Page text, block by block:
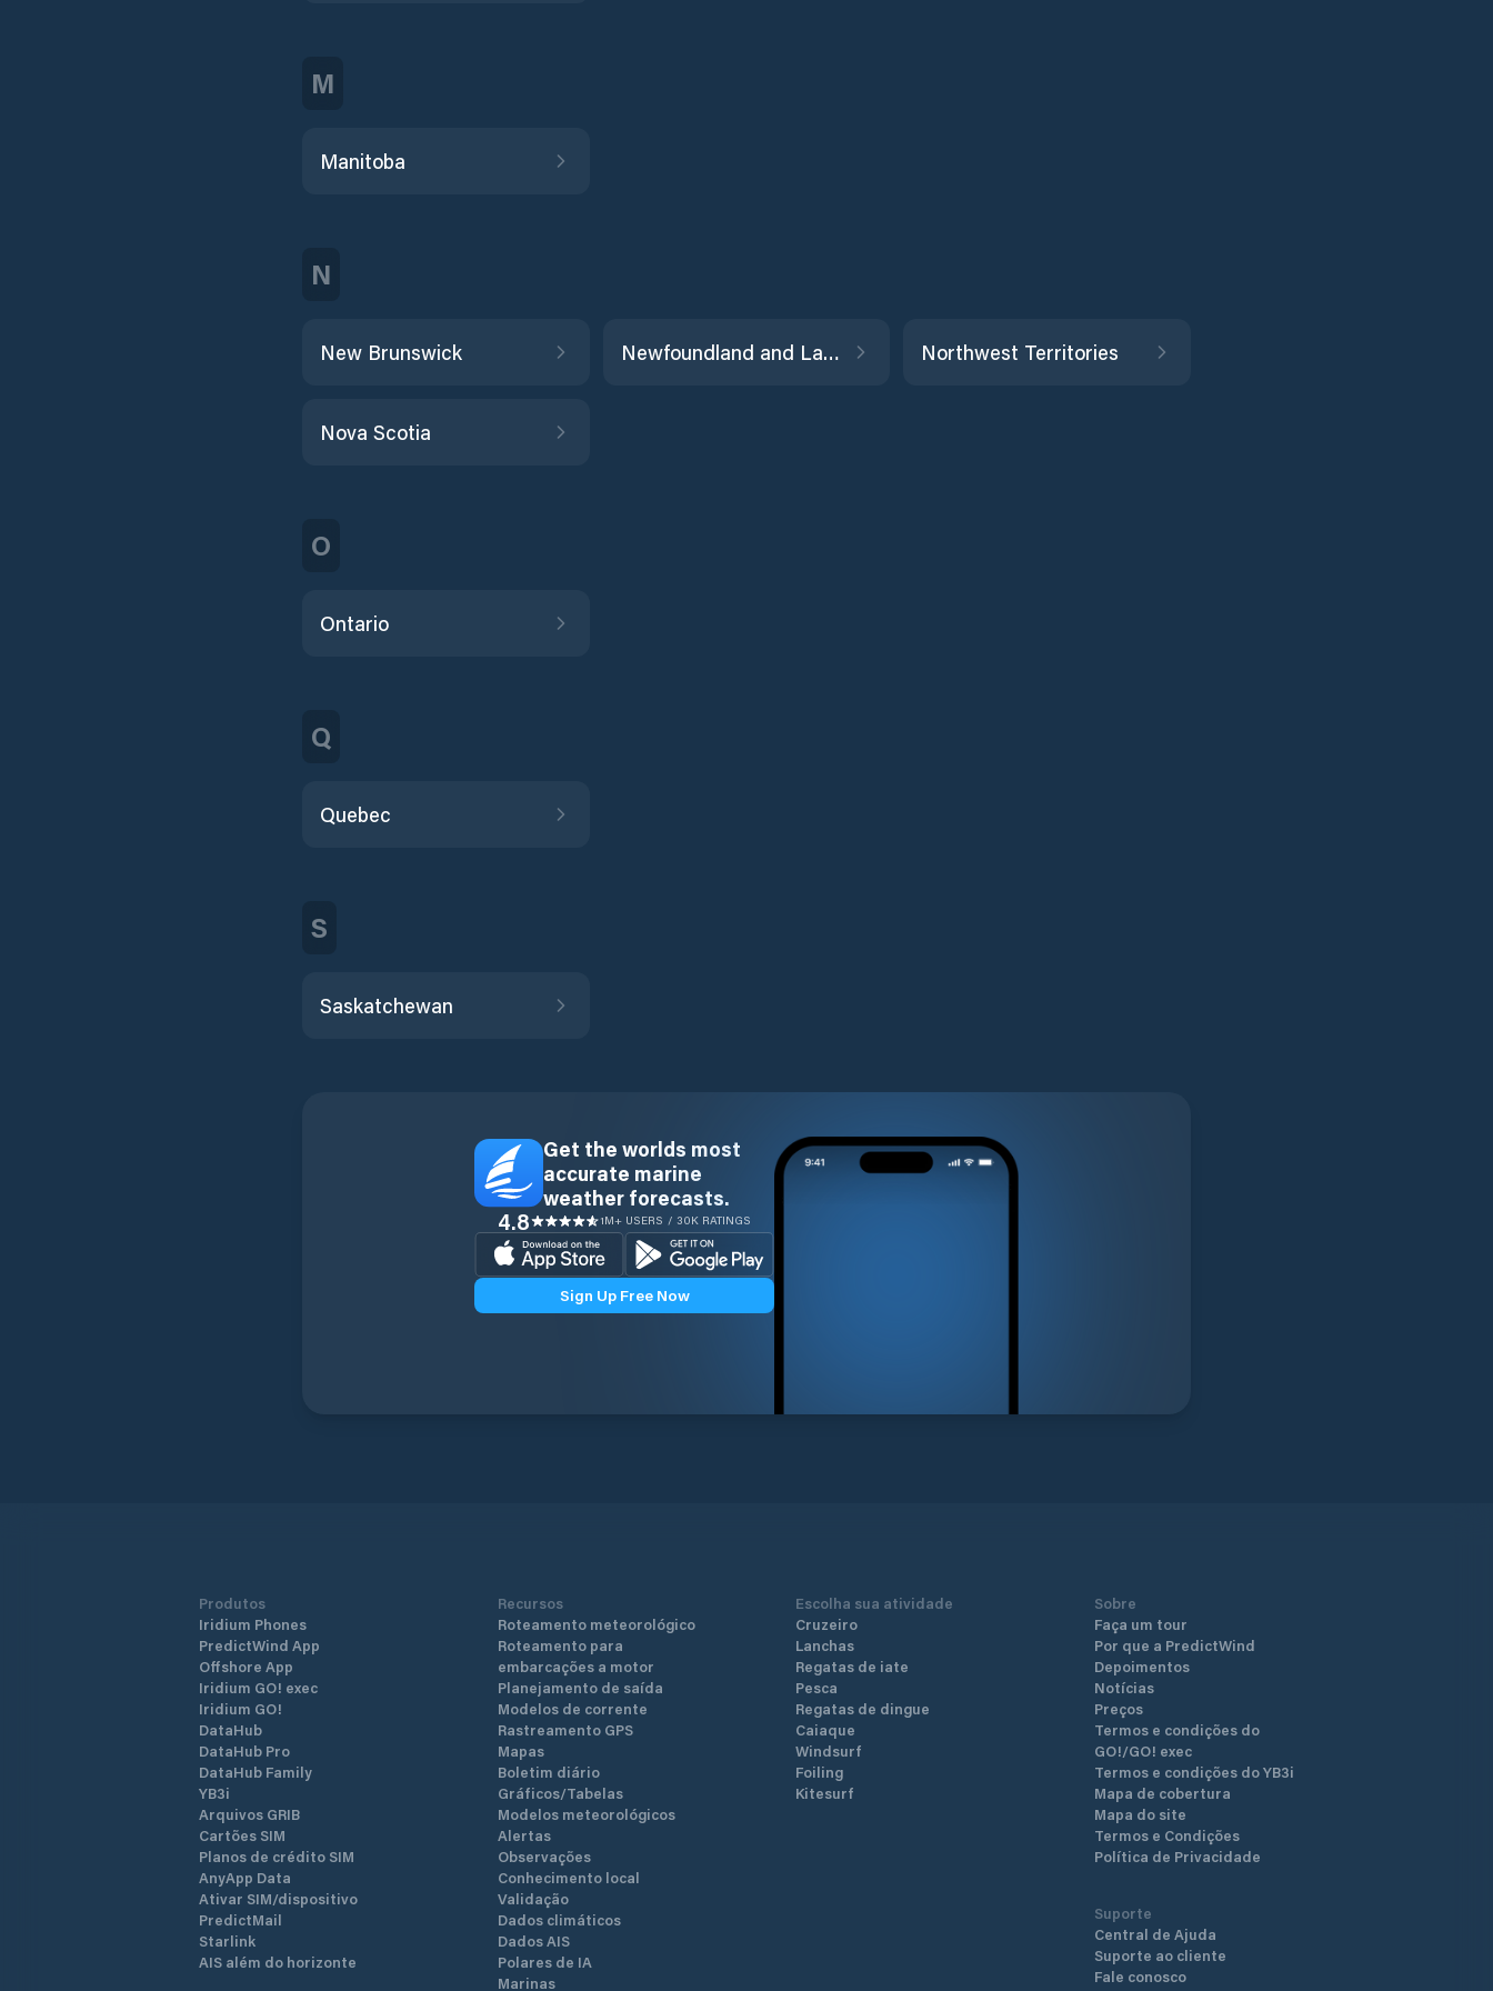
M
Manitoba
N
New Brunswick Newfoundland and Labrador Northwest Territories
Nova Scotia
O
Ontario
Q
Quebec
S
Saskatchewan
Get the worlds most
accurate marine
weather forecasts.
4.8 1M+ USERS / 30K RATINGS
Sign Up Free Now
Produtos
Iridium Phones
PredictWind App
Offshore App
Iridium GO! exec
Iridium GO!
DataHub
DataHub Pro
DataHub Family
YB3i
Arquivos GRIB
Cartões SIM
Planos de crédito SIM
AnyApp Data
Ativar SIM/dispositivo
PredictMail
Starlink
AIS além do horizonte
Recursos
Roteamento meteorológico
Roteamento para
embarcações a motor
Planejamento de saída
Modelos de corrente
Rastreamento GPS
Mapas
Boletim diário
Gráficos/Tabelas
Modelos meteorológicos
Alertas
Observações
Conhecimento local
Validação
Dados climáticos
Dados AIS
Polares de IA
Marinas
Escolha sua atividade
Cruzeiro
Lanchas
Regatas de iate
Pesca
Regatas de dingue
Caiaque
Windsurf
Foiling
Kitesurf
Sobre
Faça um tour
Por que a PredictWind
Depoimentos
Notícias
Preços
Termos e condições do
GO!/GO! exec
Termos e condições do YB3i
Mapa de cobertura
Mapa do site
Termos e Condições
Política de Privacidade
Suporte
Central de Ajuda
Suporte ao cliente
Fale conosco